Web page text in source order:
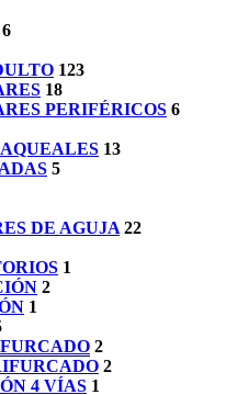
6
123
18
PERIFÉRICOS 6
13
5
DE AGUJA 22
1
2
1
2
2
4 VÍAS 1